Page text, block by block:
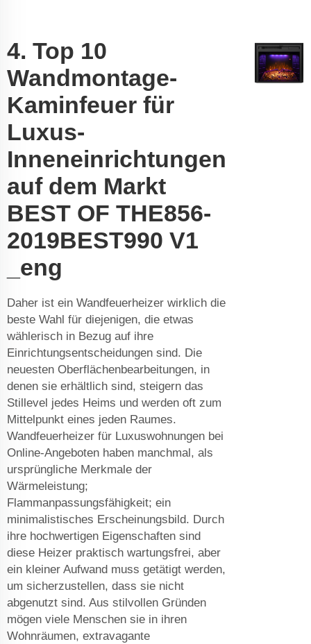
4. Top 10
Wandmontage-
Kaminfeuer für
Luxus-
Inneneinrichtungen
auf dem Markt
BEST OF THE856-
2019BEST990 V1
_eng
Daher ist ein Wandfeuerheizer wirklich die
beste Wahl für diejenigen, die etwas
wählerisch in Bezug auf ihre
Einrichtungsentscheidungen sind. Die
neuesten Oberflächenbearbeitungen, in
denen sie erhältlich sind, steigern das
Stillevel jedes Heims und werden oft zum
Mittelpunkt eines jeden Raumes.
Wandfeuerheizer für Luxuswohnungen bei
Online-Angeboten haben manchmal, als
ursprüngliche Merkmale der
Wärmeleistung;
Flammanpassungsfähigkeit; ein
minimalistisches Erscheinungsbild. Durch
ihre hochwertigen Eigenschaften sind
diese Heizer praktisch wartungsfrei, aber
ein kleiner Aufwand muss getätigt werden,
um sicherzustellen, dass sie nicht
abgenutzt sind. Aus stilvollen Gründen
mögen viele Menschen sie in ihren
Wohnräumen, extravagante